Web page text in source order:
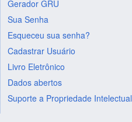
Gerador GRU
Sua Senha
Esqueceu sua senha?
Cadastrar Usuário
Livro Eletrônico
Dados abertos
Suporte a Propriedade Intelectual